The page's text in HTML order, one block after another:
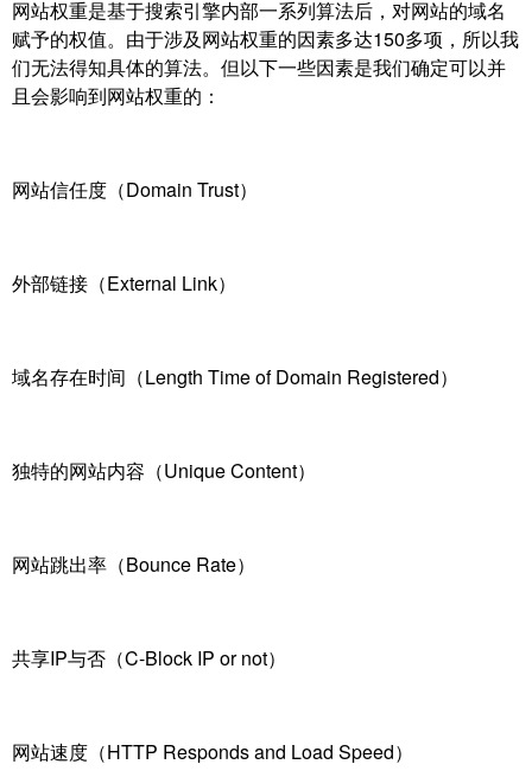
网站权重是基于搜索引擎内部一系列算法后，对网站的域名
赋予的权值。由于涉及网站权重的因素多达150多项，所以我
们无法得知具体的算法。但以下一些因素是我们确定可以并
且会影响到网站权重的：
网站信任度（Domain Trust）
外部链接（External Link）
域名存在时间（Length Time of Domain Registered）
独特的网站内容（Unique Content）
网站跳出率（Bounce Rate）
共享IP与否（C-Block IP or not）
网站速度（HTTP Responds and Load Speed）